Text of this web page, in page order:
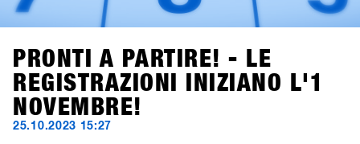
PRONTI A PARTIRE! - LE
REGISTRAZIONI INIZIANO L'1
NOVEMBRE!
25.10.2023 15:27